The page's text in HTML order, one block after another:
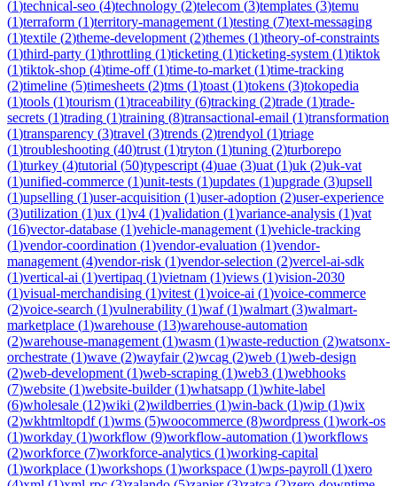
(1)technical-seo (4)technology (2)telecom (3)templates (3)temu
(1)terraform (1)territory-management (1)testing (7)text-messaging
(1)textile (2)theme-development (2)themes (1)theory-of-constraints
(1)third-party (1)throttling (1)ticketing (1)ticketing-system (1)tiktok
(1)tiktok-shop (4)time-off(1)time-to-market (1)time-tracking
(2)timeline (5)timesheets (2)tms (1)toast (1)tokens (3)tokopedia
(1)tools (1)tourism (1)traceability (6)tracking (2)trade (1)trade-
secrets (1)trading (1)training (8)transactional-email (1)transformation
(1)transparency (3)travel (3)trends (2)trendyol (1)triage
(1)troubleshooting (40)trust (1)tryton (1)tuning (2)turborepo
(1)turkey (4)tutorial (50)typescript (4)uae (3)uat (1)uk (2)uk-vat
(1)unified-commerce (1)unit-tests (1)updates (1)upgrade (3)upsell
(1)upselling (1)user-acquisition (1)user-adoption (2)user-experience
(3)utilization (1)ux (1)v4 (1)validation (1)variance-analysis (1)vat
(16)vector-database (1)vehicle-management (1)vehicle-tracking
(1)vendor-coordination (1)vendor-evaluation (1)vendor-
management (4)vendor-risk (1)vendor-selection (2)vercel-ai-sdk
(1)vertical-ai (1)vertipaq (1)vietnam (1)views (1)vision-2030
(1)visual-merchandising (1)vitest (1)voice-ai (1)voice-commerce
(2)voice-search (1)vulnerability (1)waf(1)walmart (3)walmart-
marketplace (1)warehouse (13)warehouse-automation
(2)warehouse-management (1)wasm (1)waste-reduction (2)watsonx-
orchestrate (1)wave (2)wayfair(2)wcag (2)web (1)web-design
(2)web-development (1)web-scraping (1)web3 (1)webhooks
(7)website (1)website-builder(1)whatsapp (1)white-label
(6)wholesale (12)wiki (2)wildberries (1)win-back (1)wip (1)wix
(2)wkhtmltopdf(1)wms (5)woocommerce (8)wordpress (1)work-os
(1)workday (1)workflow (9)workflow-automation (1)workflows
(2)workforce (7)workforce-analytics (1)working-capital
(1)workplace (1)workshops (1)workspace (1)wps-payroll (1)xero